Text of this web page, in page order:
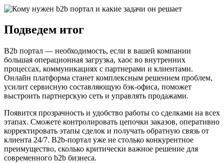
Подведем итог
B2b портал — необходимость, если в вашей компании
большая операционная загрузка, хаос во внутренних
процессах, коммуникациях с партнерами и клиентами.
Онлайн платформа станет комплексным решением проблем,
усилит сервисную составляющую бэк-офиса, поможет
выстроить партнерскую сеть и управлять продажами.
Появится прозрачность и удобство работы со сделками на всех
этапах. Сможете контролировать цепочки заказов, оперативно
корректировать этапы сделок и получать обратную связь от
клиента 24/7. B2b-портал уже не столько конкурентное
преимущество, сколько критически важное решение для
современного b2b бизнеса.